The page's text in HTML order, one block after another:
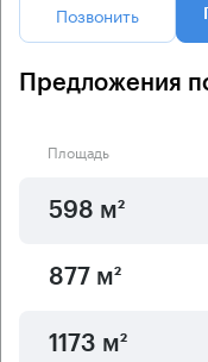
Позвонить
Предложения
Площадь
598 м²
877 м²
1173 м²